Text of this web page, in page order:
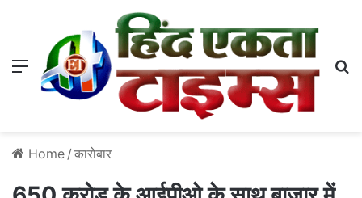
Menu
Home / कारोबार